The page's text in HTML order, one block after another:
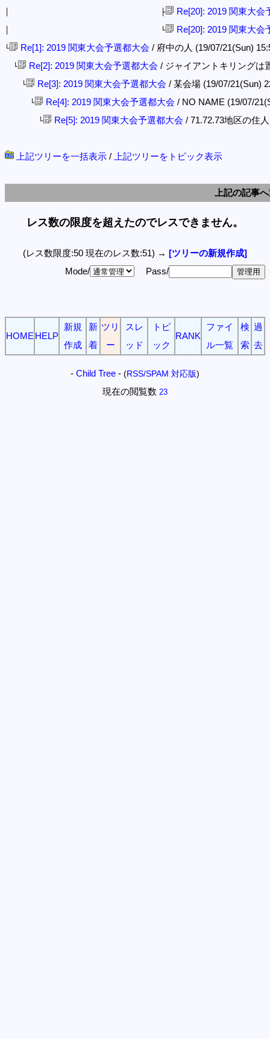
│ ├ Re[20]: 2019 関東大会
│ └ Re[20]: 2019 関東大会
└ Re[1]: 2019 関東大会予選都大会 / 府中の人 (19/07/21(Sun)
└ Re[2]: 2019 関東大会予選都大会 / ジャイアントキリングは
└ Re[3]: 2019 関東大会予選都大会 / 某会場 (19/07/21(Sun)
└ Re[4]: 2019 関東大会予選都大会 / NO NAME (19/07/
└ Re[5]: 2019 関東大会予選都大会 / 71.72.73地区の住
上記ツリーを一括表示 / 上記ツリーをトピック表示
上記の記事
レス数の限度を超えたのでレスできません。
(レス数限度:50 現在のレス数:51) → [ツリーの新規作成]
Mode/
Pass/
HOME HELP
新規
作成
新
着
ツリ
ー
スレ
ッド
トピ
ック
RANK
ファイ
ル一覧
検
索
過
去
- Child Tree - (RSS/SPAM 対応版)
現在の閲覧数 23